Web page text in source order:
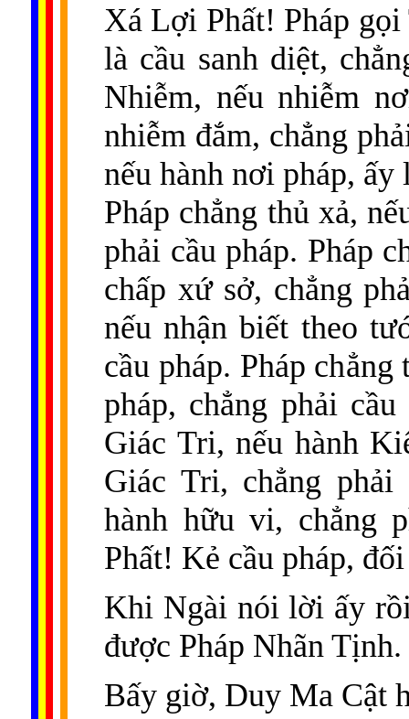
Xá Lợi Phất! Pháp
là cầu sanh diệt,
Nhiễm, nếu nhiễm
nhiễm đắm, chẳng
nếu hành nơi pháp, ấy
Pháp chẳng thủ xả,
phải cầu pháp. Pháp
chấp xứ sở, chẳng
nếu nhận biết theo
cầu pháp. Pháp
pháp, chẳng phải
Giác Tri, nếu hành
Giác Tri, chẳng
hành hữu vi, chẳng
Phất! Kẻ cầu pháp,
Khi Ngài nói lời ấy
được Pháp Nhãn Tịnh.
Bấy giờ, Duy Ma Cật